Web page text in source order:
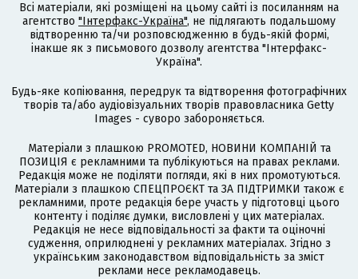
Всі матеріали, які розміщені на цьому сайті із посиланням на
агентство "Інтерфакс-Україна", не підлягають подальшому
відтворенню та/чи розповсюдженню в будь-якій формі,
інакше як з письмового дозволу агентства "Інтерфакс-
Україна".
Будь-яке копіювання, передрук та відтворення фотографічних
творів та/або аудіовізуальних творів правовласника Getty
Images - суворо забороняється.
Матеріали з плашкою PROMOTED, НОВИНИ КОМПАНІЙ та
ПОЗИЦІЯ є рекламними та публікуються на правах реклами.
Редакція може не поділяти погляди, які в них промотуються.
Матеріали з плашкою СПЕЦПРОЄКТ та ЗА ПІДТРИМКИ також є
рекламними, проте редакція бере участь у підготовці цього
контенту і поділяє думки, висловлені у цих матеріалах.
Редакція не несе відповідальності за факти та оціночні
судження, оприлюднені у рекламних матеріалах. Згідно з
українським законодавством відповідальність за зміст
реклами несе рекламодавець.